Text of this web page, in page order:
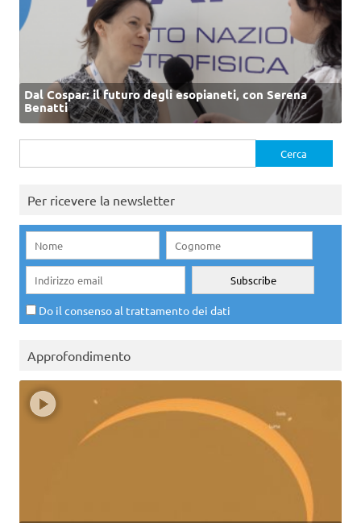
Dal Cospar: il futuro degli esopianeti, con Serena
Benatti
per:
Per ricevere la newsletter
Do il consenso al trattamento dei dati
Approfondimento